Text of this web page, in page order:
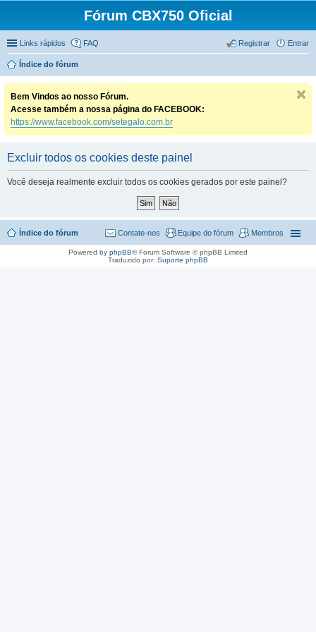
Fórum CBX750 Oficial
Links rápidos FAQ Entrar
Registrar
Índice do fórum
Bem Vindos ao nosso Fórum.
Acesse também a nossa página do FACEBOOK:
https://www.facebook.com/setegalo.com.br
Excluir todos os cookies deste painel
Você deseja realmente excluir todos os cookies gerados por este painel?
Índice do fórum Membros
Equipe do fórum
Contate-nos
Powered by phpBB® Forum Software © phpBB Limited
Traduzido por: Suporte phpBB